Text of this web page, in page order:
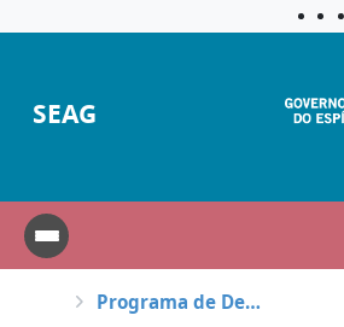
SEAG
Programa de Desenvolvimento Sustentável da Cadeia do Leite do Espírito Santo